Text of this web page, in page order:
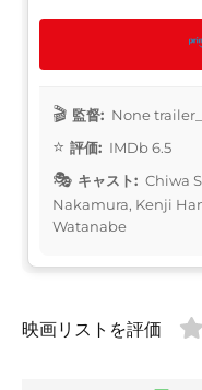
監督: None
評価: IMDb 6.5
キャスト: Chiwa
Nakamura, Kenji
Watanabe
映画リストを評価